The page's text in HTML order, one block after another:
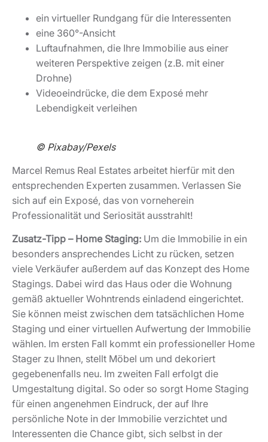
ein virtueller Rundgang für die Interessenten
eine 360°-Ansicht
Luftaufnahmen, die Ihre Immobilie aus einer
weiteren Perspektive zeigen (z.B. mit einer
Drohne)
Videoeindrücke, die dem Exposé mehr
Lebendigkeit verleihen
© Pixabay/Pexels
Marcel Remus Real Estates arbeitet hierfür mit den
entsprechenden Experten zusammen. Verlassen Sie
sich auf ein Exposé, das von vorneherein
Professionalität und Seriosität ausstrahlt!
Zusatz-Tipp – Home Staging: Um die Immobilie in ein
besonders ansprechendes Licht zu rücken, setzen
viele Verkäufer außerdem auf das Konzept des Home
Stagings. Dabei wird das Haus oder die Wohnung
gemäß aktueller Wohntrends einladend eingerichtet.
Sie können meist zwischen dem tatsächlichen Home
Staging und einer virtuellen Aufwertung der Immobilie
wählen. Im ersten Fall kommt ein professioneller Home
Stager zu Ihnen, stellt Möbel um und dekoriert
gegebenenfalls neu. Im zweiten Fall erfolgt die
Umgestaltung digital. So oder so sorgt Home Staging
für einen angenehmen Eindruck, der auf Ihre
persönliche Note in der Immobilie verzichtet und
Interessenten die Chance gibt, sich selbst in der